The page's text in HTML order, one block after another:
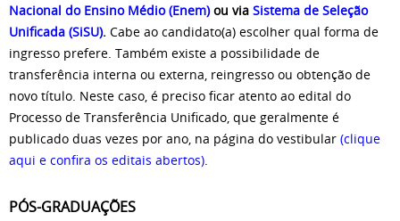
Nacional do Ensino Médio (Enem)ou via Sistema de Seleção
Unificada (SiSU). Cabe ao candidato(a) escolher qual forma de
ingresso prefere. Também existe a possibilidade de
transferência interna ou externa, reingresso ou obtenção de
novo título. Neste caso, é preciso ficar atento ao edital do
Processo de Transferência Unificado, que geralmente é
publicado duas vezes por ano, na página do vestibular (clique
aqui e confira os editais abertos).
PÓS-GRADUAÇÕES